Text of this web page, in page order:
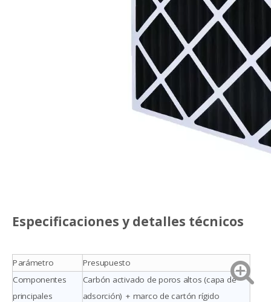
Especificaciones y detalles técnicos
Parámetro
Presupuesto
Componentes
principales
Carbón activado de poros altos (capa de
adsorción) + marco de cartón rígido